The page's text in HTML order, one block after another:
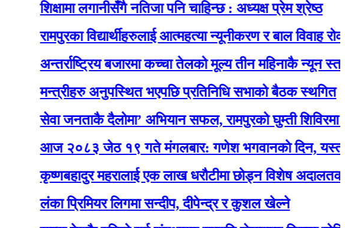
शिक्षामा लगानीसँगै नतिजा पनि चाहिन्छ : अध्यक्ष प्रेम श्रेष्ठ
रामपुरका विद्यार्थीहरुलाई आत्महत्या न्यूनीकरण र बाल विवाह रोकथाम
अन्तर्राष्ट्रिय बजारमा कच्चा तेलको मूल्य तीन महिनाकै न्यून स्तरमा
मन्त्रीहरु अनुपस्थित भएपछि प्रतिनिधि सभाको बैठक स्थगित
सेवा जनताकै दैलोमा’ अभियान सफल, रामपुरको घुम्ती शिविरमा
आज २०८३ जेठ १९ गते मंगलबार: गणेश भगवानकाे दिन, यस्ताे छ
कृष्णबहादुर महरालाई एक लाख धरौटीमा छोड्न विशेष अदालतको आदेश
लंका प्रिमियर लिगमा सन्दीप, दीपेन्द्र र कुशल खेल्ने